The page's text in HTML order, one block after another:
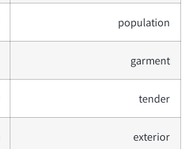
population
garment
tender
exterior